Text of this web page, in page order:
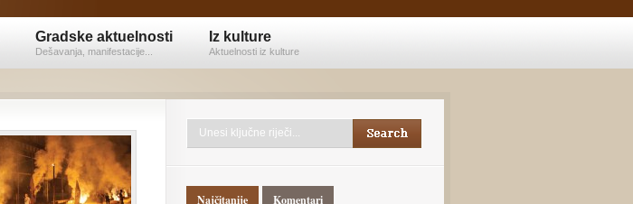
Gradske aktuelnosti
Dešavanja, manifestacije...
Iz kulture
Aktuelnosti iz kulture
Najčitanije Komentari